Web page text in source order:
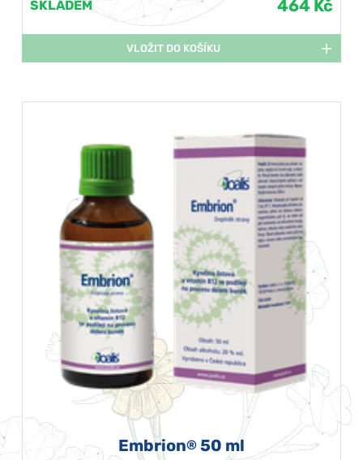
SKLADEM 464 Kč
VLOŽIT DO KOŠÍKU
Embrion® 50 ml